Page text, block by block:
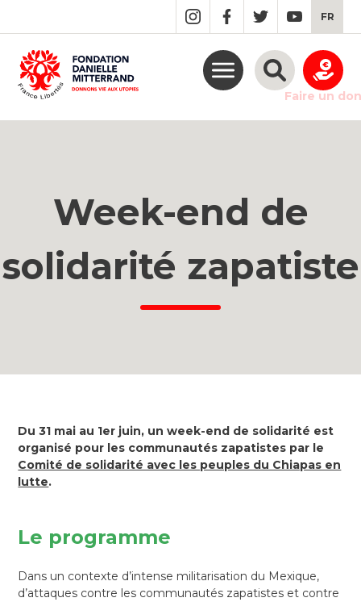
MAIN
CONTENT
FR
Faire un don
Week-end de
solidarité zapatiste
Du 31 mai au 1er juin, un week-end de solidarité est
organisé pour les communautés zapatistes par le
Comité de solidarité avec les peuples du Chiapas en
lutte.
Le programme
Dans un contexte d’intense militarisation du Mexique,
d’attaques contre les communautés zapatistes et contre